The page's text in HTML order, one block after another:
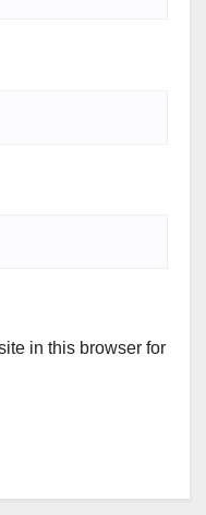
in this browser for